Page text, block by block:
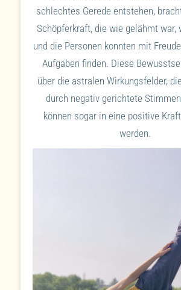
schlechtes Gerede entstehen,
Schöpferkraft, die wie gelähmt war,
und die Personen konnten mit
Aufgaben finden. Diese
über die astralen Wirkungsfelder,
durch negativ gerichtete
können sogar in eine positive
werden.